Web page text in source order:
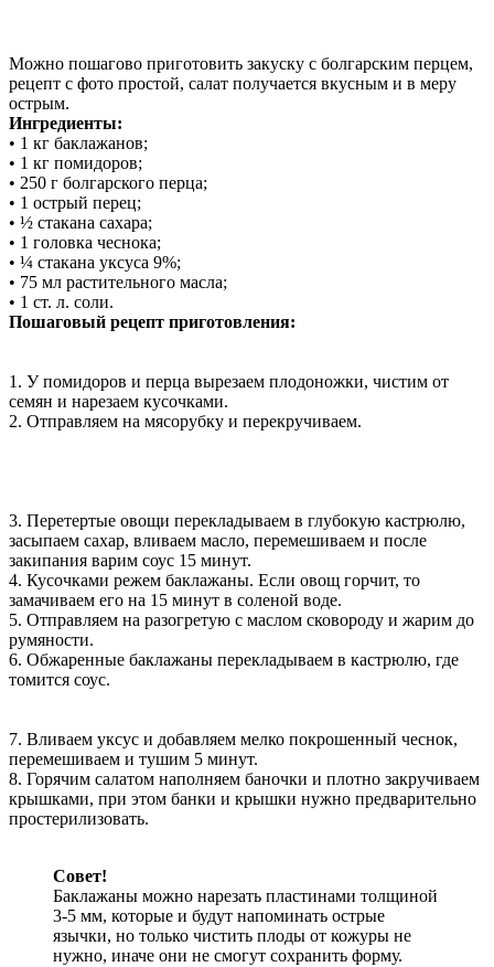
Можно пошагово приготовить закуску с болгарским перцем,
рецепт с фото простой, салат получается вкусным и в меру
острым.
Ингредиенты:
• 1 кг баклажанов;
• 1 кг помидоров;
• 250 г болгарского перца;
• 1 острый перец;
• ½ стакана сахара;
• 1 головка чеснока;
• ¼ стакана уксуса 9%;
• 75 мл растительного масла;
• 1 ст. л. соли.
Пошаговый рецепт приготовления:
1. У помидоров и перца вырезаем плодоножки, чистим от
семян и нарезаем кусочками.
2. Отправляем на мясорубку и перекручиваем.
3. Перетертые овощи перекладываем в глубокую кастрюлю,
засыпаем сахар, вливаем масло, перемешиваем и после
закипания варим соус 15 минут.
4. Кусочками режем баклажаны. Если овощ горчит, то
замачиваем его на 15 минут в соленой воде.
5. Отправляем на разогретую с маслом сковороду и жарим до
румяности.
6. Обжаренные баклажаны перекладываем в кастрюлю, где
томится соус.
7. Вливаем уксус и добавляем мелко покрошенный чеснок,
перемешиваем и тушим 5 минут.
8. Горячим салатом наполняем баночки и плотно закручиваем
крышками, при этом банки и крышки нужно предварительно
простерилизовать.
Совет!
Баклажаны можно нарезать пластинами толщиной
3-5 мм, которые и будут напоминать острые
язычки, но только чистить плоды от кожуры не
нужно, иначе они не смогут сохранить форму.